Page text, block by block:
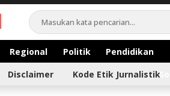
Regional Politik Pendidikan
Disclaimer Kode Etik Jurnalistik